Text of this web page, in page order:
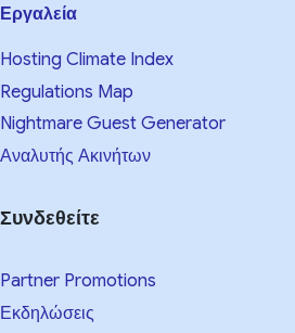
Εργαλεία
Hosting Climate Index
Regulations Map
Nightmare Guest Generator
Αναλυτής Ακινήτων
Συνδεθείτε
Partner Promotions
Εκδηλώσεις